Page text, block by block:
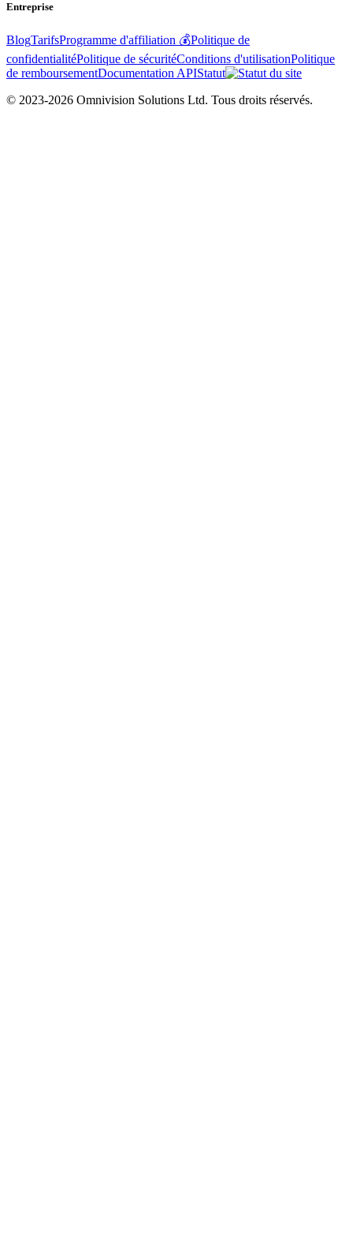
Entreprise
BlogTarifsProgramme d'affiliation 💰Politique de
confidentialitéPolitique de sécuritéConditions d'utilisationPolitique
de remboursementDocumentation APIStatut
© 2023-2026 Omnivision Solutions Ltd. Tous droits réservés.